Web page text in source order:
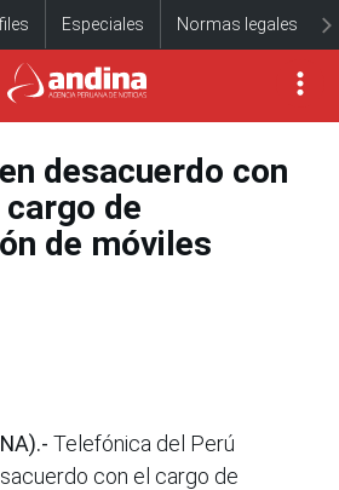
Especiales Normas legales
desacuerdo con
de
de móviles
Telefónica del Perú
con el cargo de